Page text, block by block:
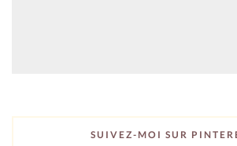
SUIVEZ-MOI SUR